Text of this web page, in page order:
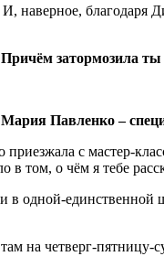
наверное, благодаря
затормозила ты
Павленко –
приезжала с
том, о чём я тебе
единственной
на четверг-пятницу-